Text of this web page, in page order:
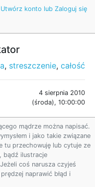
Utwórz konto lub Zaloguj się
, streszczenie, całość
4 sierpnia 2010
(środa), 10:00:00
mądrze można napisać.
i jako takie związane
tu przechowuję lub cytuje ze
bądź ilustracje
coś narusza czyjeś
naprawić błąd i